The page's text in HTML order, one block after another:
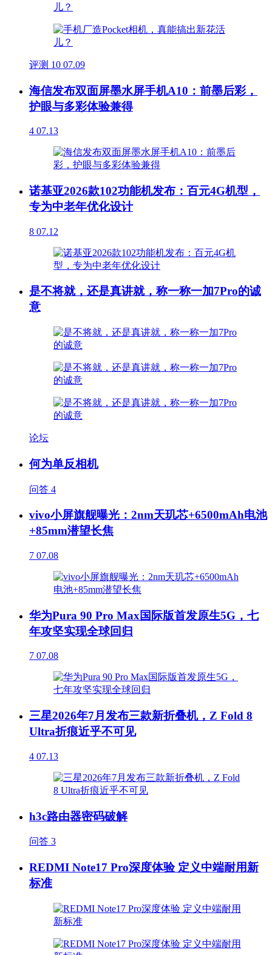
评测 10 07.09
海信发布双面屏墨水屏手机A10：前墨后彩，
护眼与多彩体验兼得
4 07.13
诺基亚2026款102功能机发布：百元4G机型，
专为中老年优化设计
8 07.12
是不将就，还是真讲就，称一称一加7Pro的诚
意
论坛
何为单反相机
问答 4
vivo小屏旗舰曝光：2nm天玑芯+6500mAh电池
+85mm潜望长焦
7 07.08
华为Pura 90 Pro Max国际版首发原生5G，七
年攻坚实现全球回归
7 07.08
三星2026年7月发布三款新折叠机，Z Fold 8
Ultra折痕近乎不可见
4 07.13
h3c路由器密码破解
问答 3
REDMI Note17 Pro深度体验 定义中端耐用新
标准